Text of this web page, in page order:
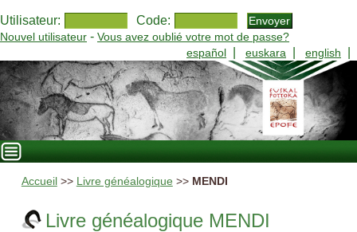
Utilisateur: Code:
Nouvel utilisateur - Vous avez oublié votre mot de passe?
español
euskara english
Accueil >> Livre généalogique >> MENDI
Livre généalogique MENDI